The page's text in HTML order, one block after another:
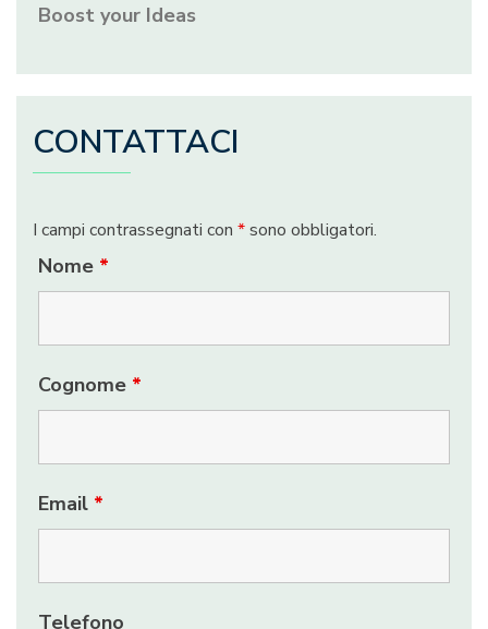
Boost your Ideas
CONTATTACI
I campi contrassegnati con *sono obbligatori.
Nome *
Cognome *
Email *
Telefono